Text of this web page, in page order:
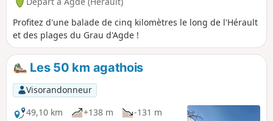
Profitez d'une balade de cinq kilomètres le long de l'Hérault
et des plages du Grau d'Agde !
Les 50 km agathois
Visorandonneur
49,10 km
+138 m
-131 m